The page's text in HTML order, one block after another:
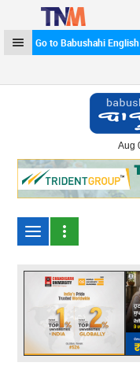
Go to Babushahi English
Aug